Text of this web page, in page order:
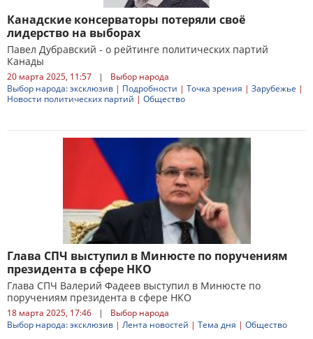
Канадские консерваторы потеряли своё
лидерство на выборах
Павел Дубравский - о рейтинге политических партий
Канады
20 марта 2025, 11:57 |
Выбор народа
Выбор народа: эксклюзив | Подробности | Точка зрения | Зарубежье |
Новости политических партий | Общество
Глава СПЧ выступил в Минюсте по поручениям
президента в сфере НКО
Глава СПЧ Валерий Фадеев выступил в Минюсте по
поручениям президента в сфере НКО
18 марта 2025, 17:46 |
Выбор народа
Выбор народа: эксклюзив | Лента новостей | Тема дня | Общество